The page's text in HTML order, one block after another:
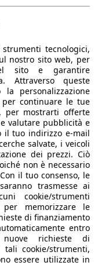
per la correttezza
Torna su
europeo.
tecnologici,
nostro sito web, per
sito e garantire
Attraverso queste
la personalizzazione
continuare le tue
per mostrarti offerte
valutare pubblicità e
il tuo indirizzo e-mail
salvate, i veicoli
dei prezzi. Ciò
non è necessario
il tuo consenso, le
trasmesse ai
cookie/strumenti
memorizzare le
di finanziamento
entro
richieste di
cookie/strumenti,
essere utilizzate in